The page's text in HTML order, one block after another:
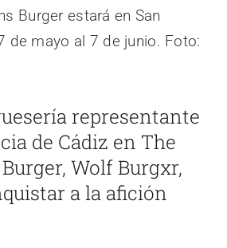
representante
de Cádiz en The
Wolf Burgxr,
a la afición